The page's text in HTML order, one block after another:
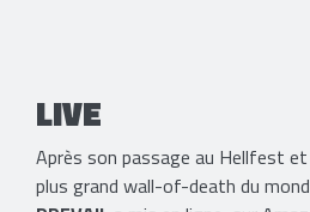
LIVE
Après son passage au Hellfest
plus grand wall-of-death du